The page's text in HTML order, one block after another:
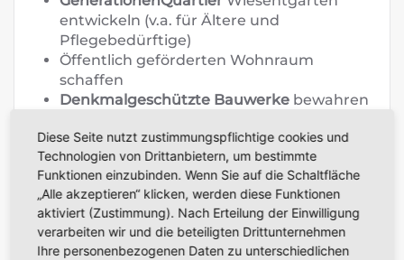
entwickeln (v.a. für Ältere und
Pflegebedürftige)
Öffentlich geförderten Wohnraum
schaffen
Denkmalgeschützte Bauwerke bewahren
Klimaschutz und
Energiewende
Diese Seite nutzt zustimmungspflichtige cookies und
Technologien von Drittanbietern, um bestimmte
Funktionen einzubinden. Wenn Sie auf die Schaltfläche
„Alle akzeptieren“ klicken, werden diese Funktionen
aktiviert (Zustimmung). Nach Erteilung der Einwilligung
verarbeiten wir und die beteiligten Drittunternehmen
Ihre personenbezogenen Daten zu unterschiedlichen